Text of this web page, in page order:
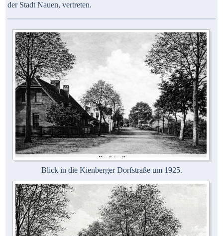
der Stadt Nauen, vertreten.
Blick in die Kienberger Dorfstraße um 1925.